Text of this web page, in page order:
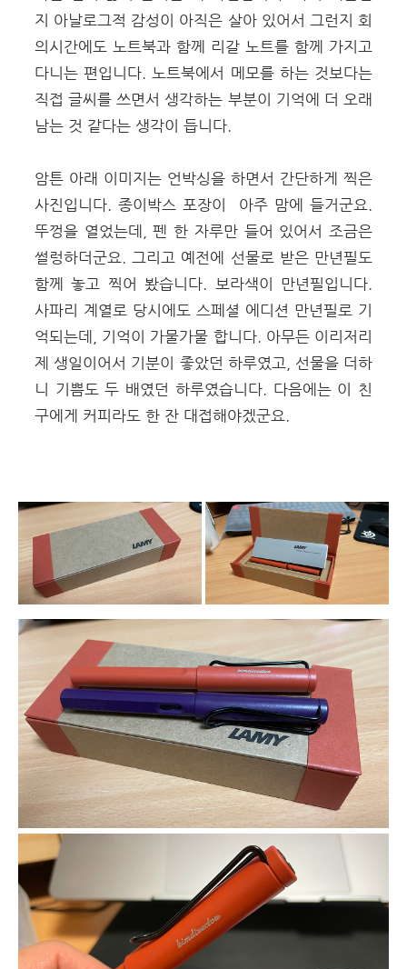
지 아날로그적 감성이 아직은 살아 있어서 그런지 회
의시간에도 노트북과 함께 리갈 노트를 함께 가지고
다니는 편입니다. 노트북에서 메모를 하는 것보다는
직접 글씨를 쓰면서 생각하는 부분이 기억에 더 오래
남는 것 같다는 생각이 듭니다.
암튼 아래 이미지는 언박싱을 하면서 간단하게 찍은
사진입니다. 종이박스 포장이 아주 맘에 들거군요.
뚜껑을 열었는데, 펜 한 자루만 들어 있어서 조금은
썰렁하더군요. 그리고 예전에 선물로 받은 만년필도
함께 놓고 찍어 봤습니다. 보라색이 만년필입니다.
사파리 계열로 당시에도 스페셜 에디션 만년필로 기
억되는데, 기억이 가물가물 합니다. 아무든 이리저리
제 생일이어서 기분이 좋았던 하루였고, 선물을 더하
니 기쁨도 두 배였던 하루였습니다. 다음에는 이 친
구에게 커피라도 한 잔 대접해야겠군요.